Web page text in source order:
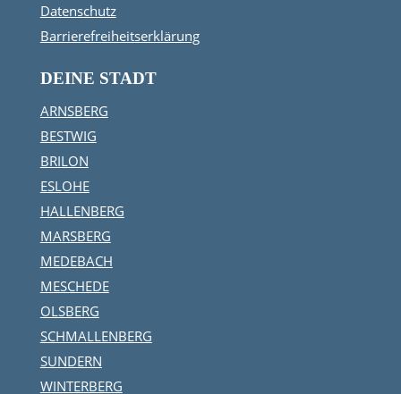
Datenschutz
Barrierefreiheitserklärung
DEINE STADT
ARNSBERG
BESTWIG
BRILON
ESLOHE
HALLENBERG
MARSBERG
MEDEBACH
MESCHEDE
OLSBERG
SCHMALLENBERG
SUNDERN
WINTERBERG